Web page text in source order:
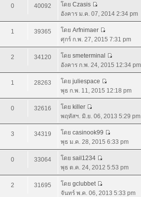
0 40092 โดย Czasis
อังคาร ม.ค. 07, 2014 2:34 pm
1 39365 โดย Arfnimaer
ศุกร์ ก.พ. 27, 2015 7:31 pm
2 34120 โดย smeterminal
อังคาร ก.พ. 24, 2015 12:34 pm
1 28263 โดย juliespace
พุธ ก.พ. 11, 2015 12:18 pm
0 32616 โดย killer
พฤหัสฯ. มิ.ย. 06, 2013 5:29 pm
3 34319 โดย casinook99
พุธ ม.ค. 28, 2015 6:33 pm
0 33064 โดย sail1234
พุธ ต.ค. 24, 2012 5:53 pm
2 31695 โดย gclubbet
จันทร์ พ.ค. 06, 2013 5:33 pm